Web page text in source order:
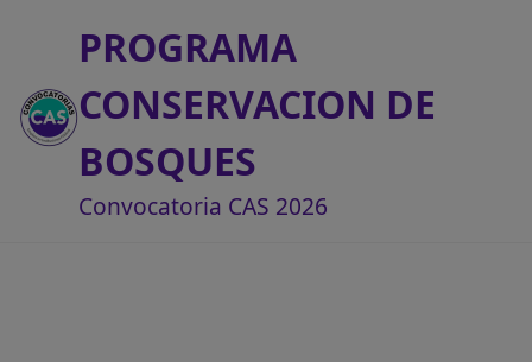
PROGRAMA
CONSERVACION DE
BOSQUES
Convocatoria CAS 2026